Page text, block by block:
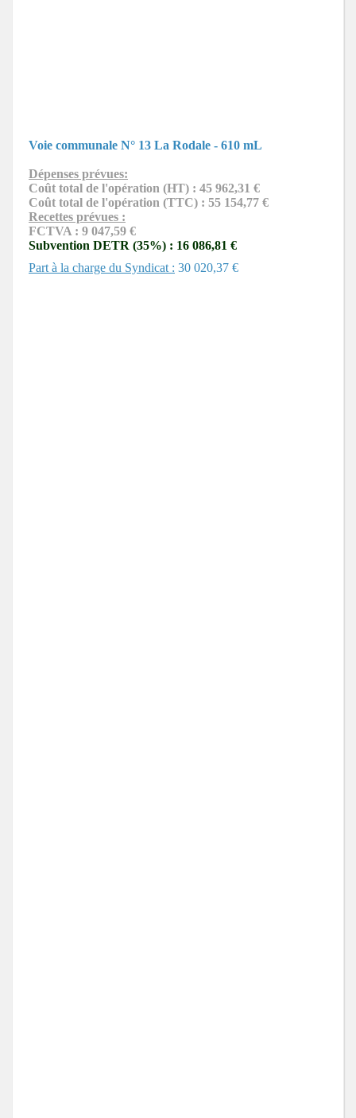
Voie communale N° 13 La Rodale - 610 mL
Dépenses prévues:
Coût total de l'opération (HT) : 45 962,31 €
Coût total de l'opération (TTC) : 55 154,77 €
Recettes prévues :
FCTVA : 9 047,59 €
Subvention DETR (35%) : 16 086,81 €
Part à la charge du Syndicat : 30 020,37 €